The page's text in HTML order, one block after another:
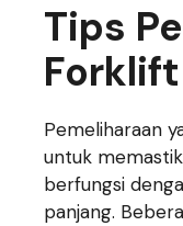
Tips
Pemeliharaan
untuk
berfungsi
panjang.